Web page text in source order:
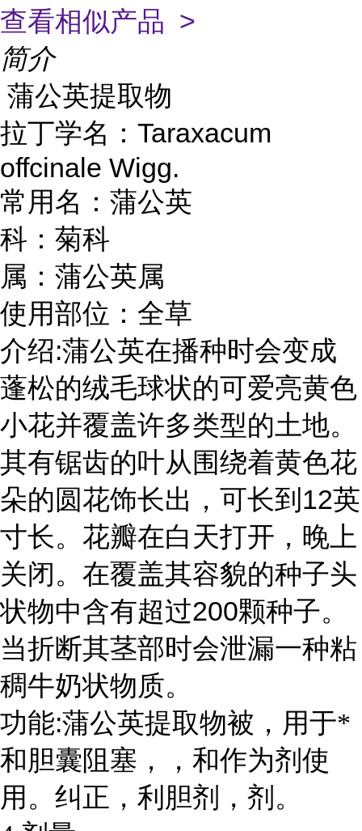
查看相似产品 >
简介
蒲公英提取物
拉丁学名： Taraxacum
offcinale Wigg.
常用名： 蒲公英
科： 菊科
属：蒲公英属
使用部位：全草
介绍:蒲公英在播种时会变成
蓬松的绒毛球状的可爱亮黄色
小花并覆盖许多类型的土地。
其有锯齿的叶从围绕着黄色花
朵的圆花饰长出，可长到 12英
寸长。花瓣在白天打开，晚上
关闭。在覆盖其容貌的种子头
状物中含有超过200颗种子。
当折断其茎部时会泄漏一种粘
稠牛奶状物质。
功能:蒲公英提取物被，用于*
和胆囊阻塞，，和作为剂使
用。纠正 ， 利胆剂， 剂。